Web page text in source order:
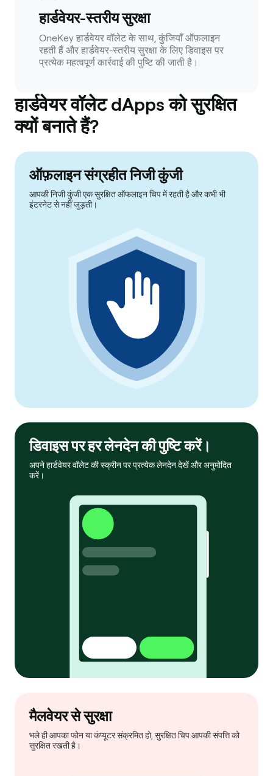
हार्डवेयर-स्तरीय सुरक्षा
OneKey हार्डवेयर वॉलेट के साथ, कुंजियाँ ऑफ़लाइन
रहती हैं और हार्डवेयर-स्तरीय सुरक्षा के लिए डिवाइस पर
प्रत्येक महत्वपूर्ण कार्रवाई की पुष्टि की जाती है।
हार्डवेयर वॉलेट dApps को सुरक्षित
क्यों बनाते हैं?
ऑफ़लाइन संग्रहीत निजी कुंजी
आपकी निजी कुंजी एक सुरक्षित ऑफलाइन चिप में रहती है और कभी भी
इंटरनेट से नहीं जुड़ती।
डिवाइस पर हर लेनदेन की पुष्टि करें।
अपने हार्डवेयर वॉलेट की स्क्रीन पर प्रत्येक लेनदेन देखें और अनुमोदित
करें।
मैलवेयर से सुरक्षा
भले ही आपका फोन या कंप्यूटर संक्रमित हो, सुरक्षित चिप आपकी संपत्ति को
सुरक्षित रखती है।